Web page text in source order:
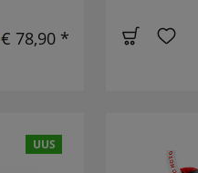
€ 78,90 *
UUS